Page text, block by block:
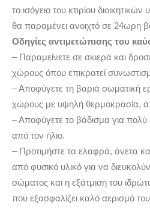
το ισόγειο του κτιρίου
θα παραμένει ανοιχτό σε 24ωρη
Οδηγίες αντιμετώπισης του
– Παραμείνετε σε σκιερά και
χώρους όπου επικρατεί
– Αποφύγετε τη βαριά σωματική
χώρους με υψηλή θερμοκρασία,
– Αποφύγετε το βάδισμα για
από τον ήλιο.
– Προτιμήστε τα ελαφρά, άνετα
από φυσικό υλικό για να
σώματος και η εξάτμιση του
που εξασφαλίζει καλό αερισμό